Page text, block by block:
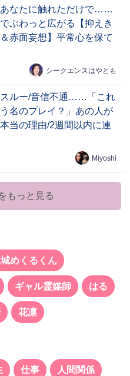
なたに触れただけで……
ぶわっと広がる【抑えき
赤面妄想】平常心を保て
シークエンスはやとも
スルー/音信不通……「これ
名のプレイ？」あの人が
当の理由/2週間以内に連
Miyoshi
もっと見る
めくるくん
ギャル霊媒師 はる
花凛
仕事 人間関係